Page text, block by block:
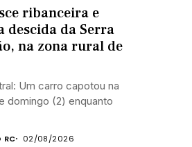
ribanceira e
descida da Serra
na zona rural de
Um carro capotou na
domingo (2) enquanto
RC 02/08/2026